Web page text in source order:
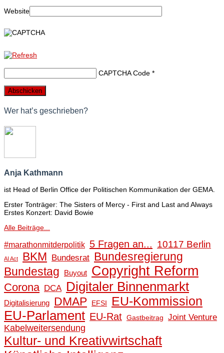
Website
CAPTCHA Code *
Wer hat’s geschrieben?
Anja Kathmann
ist Head of Berlin Office der Politischen Kommunikation der GEMA.
Erster Tonträger: The Sisters of Mercy - First and Last and Always
Erstes Konzert: David Bowie
Alle Beiträge...
#marathonmitderpolitik 5 Fragen an... 10117 Berlin
AI Act BKM Bundesrat Bundesregierung
Bundestag
Buyout Copyright Reform
Corona DCA Digitaler Binnenmarkt
Digitalisierung DMAP EFSI EU-Kommission
EU-Parlament EU-Rat Gastbeitrag Joint Venture
Kabelweitersendung
Kultur- und Kreativwirtschaft